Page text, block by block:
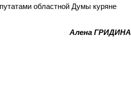
областной Думы куряне
Алена ГРИДИНА